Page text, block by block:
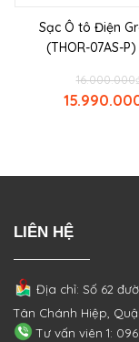
Sạc Ô tô Điện
(THOR-07AS-
16.000.000
LIÊN HỆ
Địa chỉ: Số 62
Tân Chánh Hiệp,
Tư vấn viên 1: